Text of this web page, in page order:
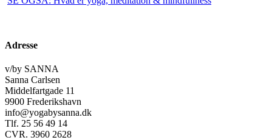
Adresse
v/by SANNA
Sanna Carlsen
Middelfartgade 11
9900 Frederikshavn
info@yogabysanna.dk
Tlf. 25 56 49 14
CVR. 3960 2628